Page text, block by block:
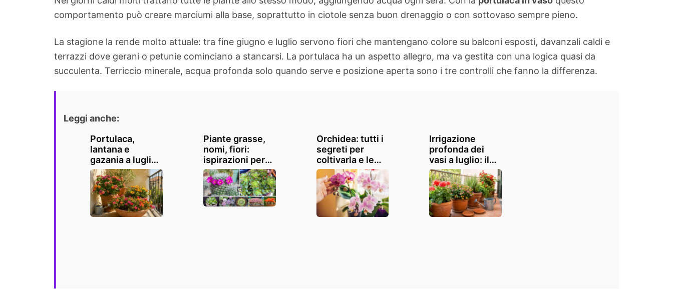
comportamento può creare marciumi alla base, soprattutto in ciotole senza buon drenaggio o con sottovaso sempre pieno.
La stagione la rende molto attuale: tra fine giugno e luglio servono fiori che mantengano colore su balconi esposti, davanzali caldi e
terrazzi dove gerani o petunie cominciano a stancarsi. La portulaca ha un aspetto allegro, ma va gestita con una logica quasi da
succulenta. Terriccio minerale, acqua profonda solo quando serve e posizione aperta sono i tre controlli che fanno la differenza.
Leggi anche:
Portulaca,
lantana e
gazania a luglio:
i fiori che
resistono
quando il
balcone diventa
rovente
Piante grasse,
nomi, fiori:
ispirazioni per
un tocco esotico
in casa e
giardino
Orchidea: tutti i
segreti per
coltivarla e le
specie più belle
al mondo
Irrigazione
profonda dei
vasi a luglio: il
controllo che
salva fiori e
foglie dal caldo